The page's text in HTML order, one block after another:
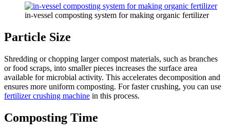
in-vessel composting system for making organic fertilizer
Particle Size
Shredding or chopping larger compost materials, such as branches
or food scraps, into smaller pieces increases the surface area
available for microbial activity. This accelerates decomposition and
ensures more uniform composting. For faster crushing, you can use
fertilizer crushing machine in this process.
Composting Time